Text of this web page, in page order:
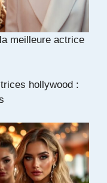
meilleure actrice
hollywood :